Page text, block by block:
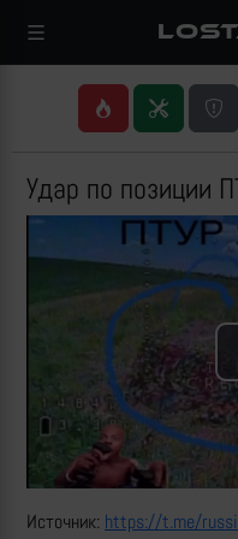
Удар по позиции
Источник: https://t.me/